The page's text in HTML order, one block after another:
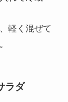
軽く混ぜて
ラダ